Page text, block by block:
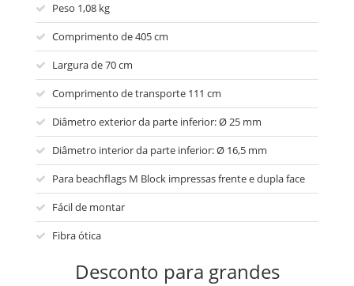
Peso 1,08 kg
Comprimento de 405 cm
Largura de 70 cm
Comprimento de transporte 111 cm
Diâmetro exterior da parte inferior: Ø 25 mm
Diâmetro interior da parte inferior: Ø 16,5 mm
Para beachflags M Block impressas frente e dupla face
Fácil de montar
Fibra ótica
Desconto para grandes